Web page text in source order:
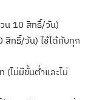
น 10 สิทธิ์/วัน)
สิทธิ์/วัน) ใช้ได้กับทุก
(ไม่มีขั้นต่ำและไม่